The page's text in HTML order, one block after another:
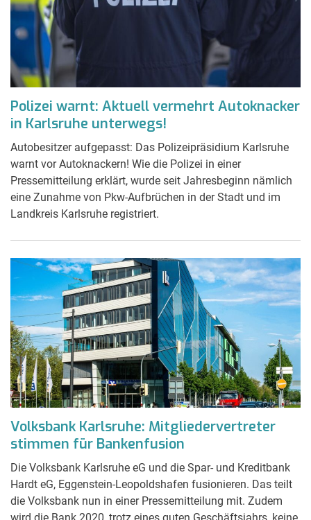
Polizei warnt: Aktuell vermehrt Autoknacker
in Karlsruhe unterwegs!
Autobesitzer aufgepasst: Das Polizeipräsidium Karlsruhe
warnt vor Autoknackern! Wie die Polizei in einer
Pressemitteilung erklärt, wurde seit Jahresbeginn nämlich
eine Zunahme von Pkw-Aufbrüchen in der Stadt und im
Landkreis Karlsruhe registriert.
Volksbank Karlsruhe: Mitgliedervertreter
stimmen für Bankenfusion
Die Volksbank Karlsruhe eG und die Spar- und Kreditbank
Hardt eG, Eggenstein-Leopoldshafen fusionieren. Das teilt
die Volksbank nun in einer Pressemitteilung mit. Zudem
wird die Bank 2020, trotz eines guten Geschäftsjahrs, keine